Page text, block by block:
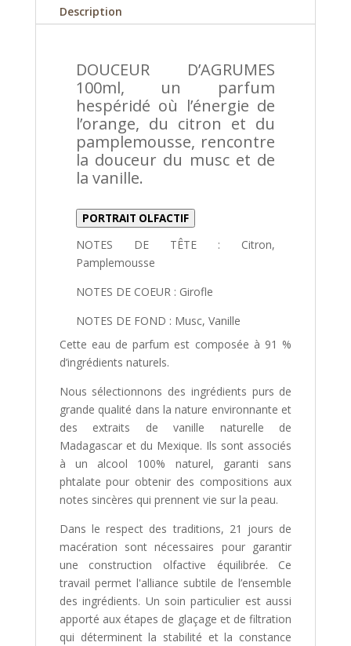
d'agrume
Description
DOUCEUR D’AGRUMES
100ml, un parfum
hespéridé où l’énergie de
l’orange, du citron et du
pamplemousse, rencontre
la douceur du musc et de
la vanille.
PORTRAIT OLFACTIF
NOTES DE TÊTE : Citron,
Pamplemousse
NOTES DE COEUR : Girofle
NOTES DE FOND : Musc, Vanille
Cette eau de parfum est composée à 91 %
d’ingrédients naturels.
Nous sélectionnons des ingrédients purs de
grande qualité dans la nature environnante et
des extraits de vanille naturelle de
Madagascar et du Mexique. Ils sont associés
à un alcool 100% naturel, garanti sans
phtalate pour obtenir des compositions aux
notes sincères qui prennent vie sur la peau.
Dans le respect des traditions, 21 jours de
macération sont nécessaires pour garantir
une construction olfactive équilibrée. Ce
travail permet l'alliance subtile de l’ensemble
des ingrédients. Un soin particulier est aussi
apporté aux étapes de glaçage et de filtration
qui déterminent la stabilité et la constance